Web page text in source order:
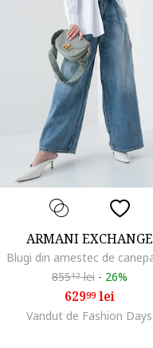
ARMANI EXCHANGE
85512lei - 26%
62999lei
Vandut de Fashion Days